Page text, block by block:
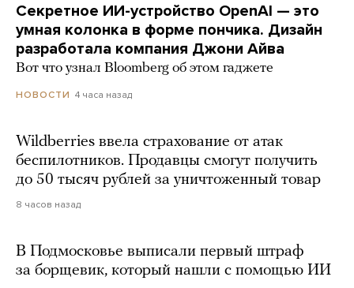
Секретное ИИ-устройство OpenAI — это
умная колонка в форме пончика. Дизайн
разработала компания Джони Айва
Вот что узнал Bloomberg об этом гаджете
НОВОСТИ 4 часа назад
Wildberries ввела страхование от атак
беспилотников. Продавцы смогут получить
до 50 тысяч рублей за уничтоженный товар
8 часов назад
В Подмосковье выписали первый штраф
за борщевик, который нашли с помощью ИИ